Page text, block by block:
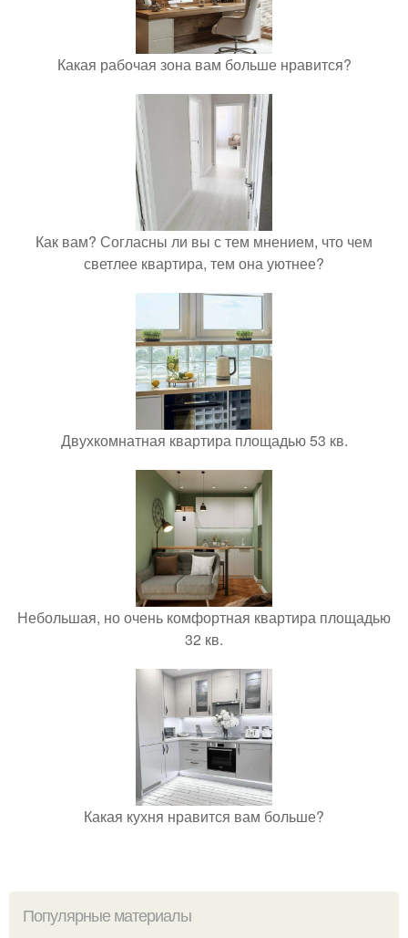
Какая рабочая зона вам больше нравится?
Как вам? Согласны ли вы с тем мнением, что чем
светлее квартира, тем она уютнее?
Двухкомнатная квартира площадью 53 кв.
Небольшая, но очень комфортная квартира площадью
32 кв.
Какая кухня нравится вам больше?
Популярные материалы